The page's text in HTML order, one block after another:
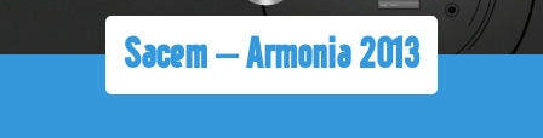
Sacem – Armonia 2013